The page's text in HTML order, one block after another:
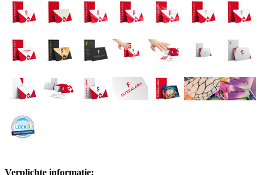
Verplichte informatie: